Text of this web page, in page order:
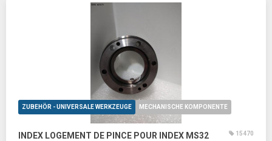
ZUBEHÖR - UNIVERSALE WERKZEUGE MECHANISCHE KOMPONENTE
INDEX LOGEMENT DE PINCE POUR INDEX MS32 15470